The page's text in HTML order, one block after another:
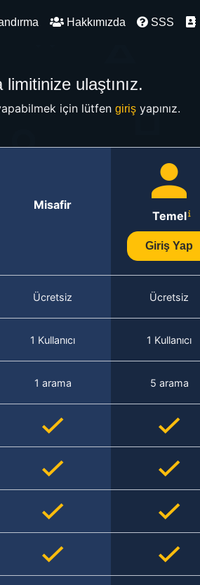
Hakkımızda SSS
ulaştınız.
için lütfen girişyapınız.
Misafir
Temel
Giriş Yap
Ücretsiz Ücretsiz
1 Kullanıcı 1 Kullanıcı
1 arama 5 arama